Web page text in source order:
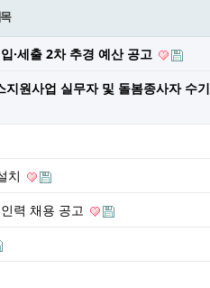
·세출 2차 추경 예산 공고
원사업 실무자 및 돌봄종사자 수기
치
력 채용 공고